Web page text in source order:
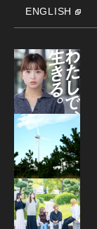
ENGLISH